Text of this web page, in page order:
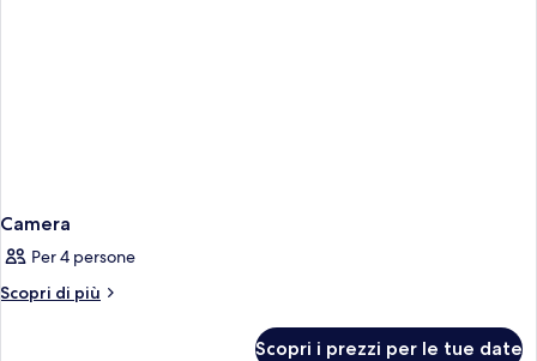
Camera
Per 4 persone
Scopri di più
Altri
Scopri i prezzi per le tue date